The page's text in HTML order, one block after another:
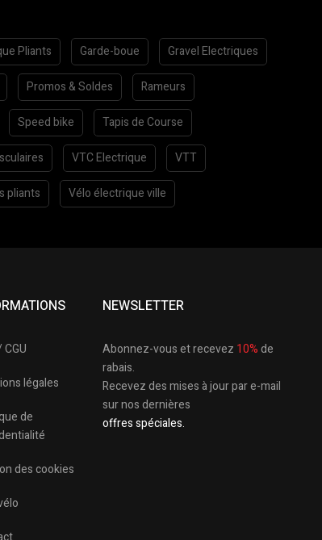
Pliants Garde-boue Gravel Electriques
Promos & Soldes Rameurs
Speed bike Tapis de Course
VTC Electrique VTT
pliants Vélo électrique ville
CGU
légales
de
des cookies
NEWSLETTER
Abonnez-vous et recevez 10%de
rabais.
Recevez des mises à jour par e-mail
sur nos dernières
offres spéciales.